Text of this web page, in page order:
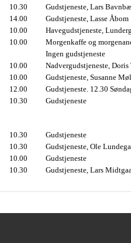
10.30
Gudstjeneste, Lars
14.00
Gudstjeneste, Lasse Åbom
10.00
Havegudstjeneste,
10.00
Morgenkaffe og
Ingen gudstjeneste
10.00
Nadvergudstjeneste,
10.00
Gudstjeneste, Susanne
12.00
Gudstjeneste. 12.30
10.30 Gudstjeneste
10.30
Gudstjeneste
10.30
Gudstjeneste, Ole
10.00
Gudstjeneste
10.30 Gudstjeneste, Lars